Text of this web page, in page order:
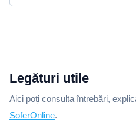
Legături utile
Aici poți consulta întrebări,
SoferOnline.